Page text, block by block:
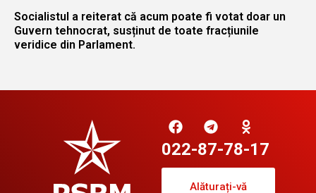
Socialistul a reiterat că acum poate fi votat doar un
Guvern tehnocrat, susținut de toate fracțiunile
veridice din Parlament.
022-87-78-17
Alăturați-vă